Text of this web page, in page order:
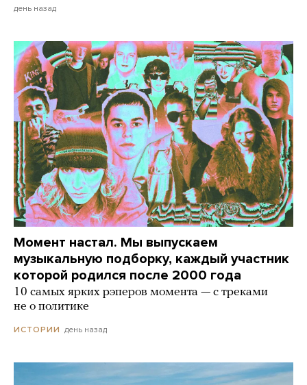
день назад
Момент настал. Мы выпускаем
музыкальную подборку, каждый участник
которой родился после 2000 года
10 самых ярких рэперов момента — с треками
не о политике
ИСТОРИИ день назад